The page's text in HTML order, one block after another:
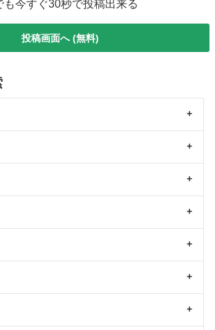
も今すぐ30秒で投稿出来る
投稿画面へ (無料)